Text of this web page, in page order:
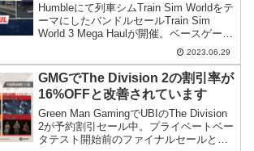
Humbleにて列車シムTrain Sim Worldをテ
ーマにしたバンドルセールTrain Sim
World 3 Mega Haulが開催。ベースゲーム
は3で提供されるDLCは2のものというな
んじゃこりゃという内容ですが、調べた
ところ2のコンテンツは3で使えるとのこ
と。
2023.06.29
GMGでThe Division 2の割引率が
16%OFFと改善されています
Green Man GamingでUBIのThe Division
2が予約割引セール中。プライベートベー
タテスト開始前のファイナルセールとの